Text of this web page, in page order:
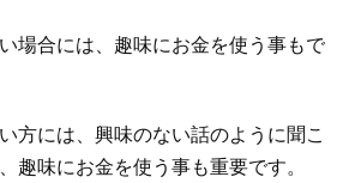
場合には、趣味にお金を使う事もで
方には、興味のない話のように聞こ
趣味にお金を使う事も重要です。